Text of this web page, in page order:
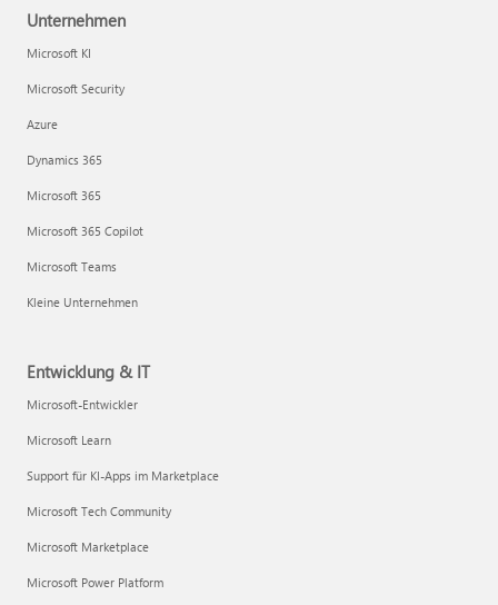
Unternehmen
Microsoft KI
Microsoft Security
Azure
Dynamics 365
Microsoft 365
Microsoft 365 Copilot
Microsoft Teams
Kleine Unternehmen
Entwicklung & IT
Microsoft-Entwickler
Microsoft Learn
Support für KI-Apps im Marketplace
Microsoft Tech Community
Microsoft Marketplace
Microsoft Power Platform